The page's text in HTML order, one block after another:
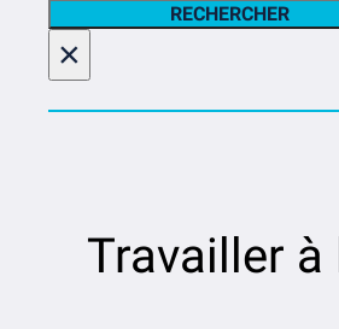
RECHERCHER
×
Travailler